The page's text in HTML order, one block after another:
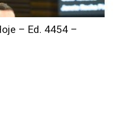
– Ed. 4454 –